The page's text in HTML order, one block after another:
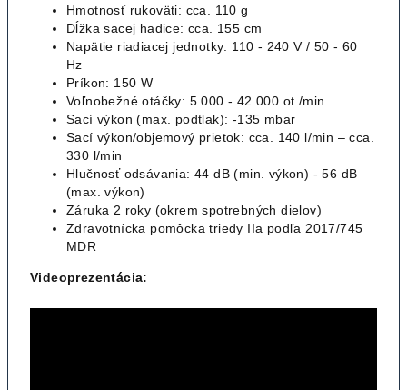
Hmotnosť rukoväti: cca. 110 g
Dĺžka sacej hadice: cca. 155 cm
Napätie riadiacej jednotky: 110 - 240 V / 50 - 60
Hz
Príkon: 150 W
Voľnobežné otáčky: 5 000 - 42 000 ot./min
Sací výkon (max. podtlak): -135 mbar
Sací výkon/objemový prietok: cca. 140 l/min – cca.
330 l/min
Hlučnosť odsávania: 44 dB (min. výkon) - 56 dB
(max. výkon)
Záruka 2 roky (okrem spotrebných dielov)
Zdravotnícka pomôcka triedy IIa podľa 2017/745
MDR
Videoprezentácia: